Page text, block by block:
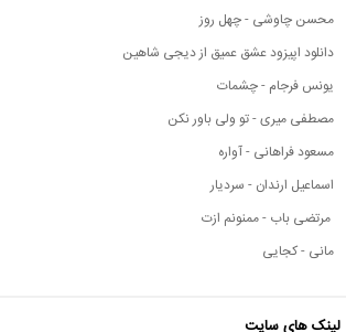
محسن چاوشی - چهل روز
دانلود اپیزود عشق عمیق از دیجی شاهین
یونس فرجام - چشمات
مصطفی میری - تو ولی باور نکن
مسعود فراهانی - آواره
اسماعیل ارندان - سردیار
مرتضی باب - ممنونم ازت
مانی - کجایی
لینک های سایت